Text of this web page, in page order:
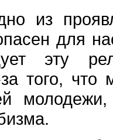
из
для
эту
того,